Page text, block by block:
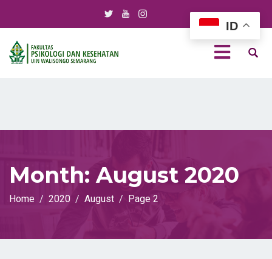
Month:August 2020
Home 2020 August Page 2
ID